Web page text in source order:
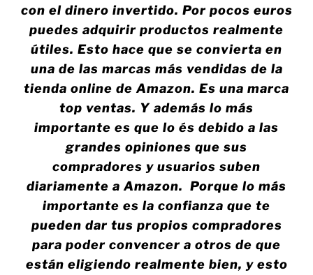
con el dinero invertido. Por pocos euros
puedes adquirir productos realmente
útiles. Esto hace que se convierta en
una de las marcas más vendidas de la
tienda online de Amazon. Es una marca
top ventas. Y además lo más
importante es que lo és debido a las
grandes opiniones que sus
compradores y usuarios suben
diariamente a Amazon. Porque lo más
importante es la confianza que te
pueden dar tus propios compradores
para poder convencer a otros de que
están eligiendo realmente bien, y esto